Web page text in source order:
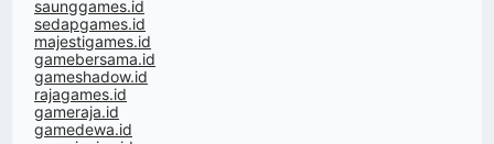
saunggames.id
sedapgames.id
majestigames.id
gamebersama.id
gameshadow.id
rajagames.id
gameraja.id
gamedewa.id